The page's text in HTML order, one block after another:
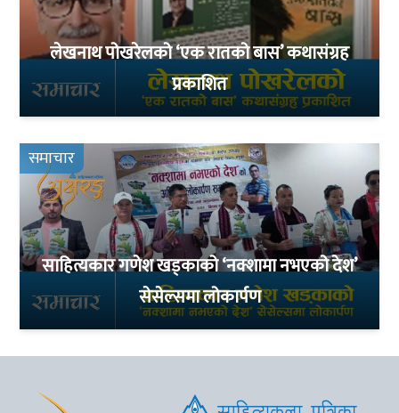
लेखनाथ पोखरेलको ‘एक रातको बास’ कथासंग्रह
प्रकाशित
समाचार
साहित्यकार गणेश खड्काको ‘नक्शामा नभएको देश’
सेसेल्समा लोकार्पण